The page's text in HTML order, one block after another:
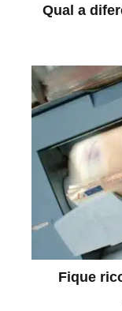
Qual a
Fique